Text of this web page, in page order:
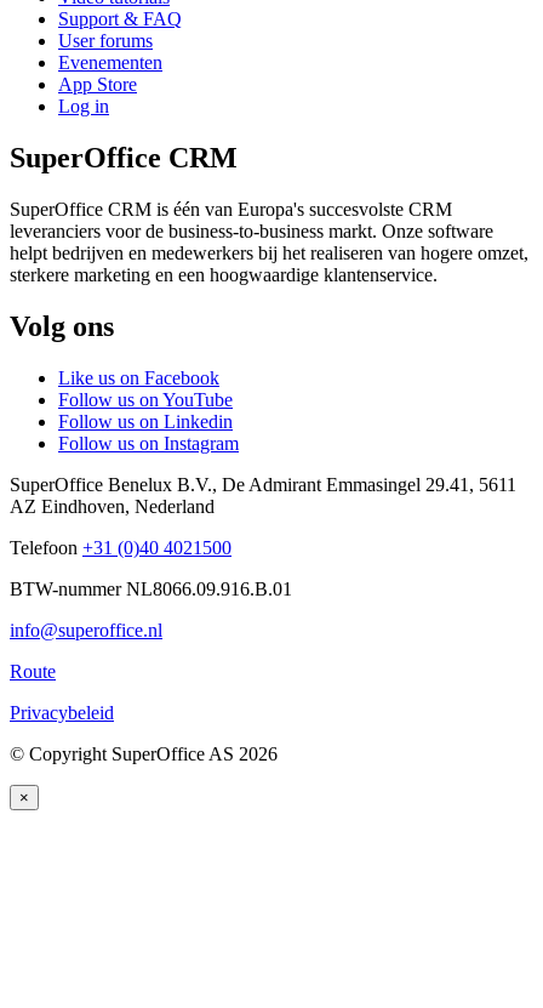
Support & FAQ
User forums
Evenementen
App Store
Log in
SuperOffice CRM
SuperOffice CRM is één van Europa's succesvolste CRM
leveranciers voor de business-to-business markt. Onze software
helpt bedrijven en medewerkers bij het realiseren van hogere omzet,
sterkere marketing en een hoogwaardige klantenservice.
Volg ons
Like us on Facebook
Follow us on YouTube
Follow us on Linkedin
Follow us on Instagram
SuperOffice Benelux B.V., De Admirant Emmasingel 29.41 , 5611
AZ Eindhoven, Nederland
Telefoon +31 (0)40 4021500
BTW-nummer NL8066.09.916.B.01
info@superoffice.nl
Route
Privacybeleid
© Copyright SuperOffice AS 2026
×